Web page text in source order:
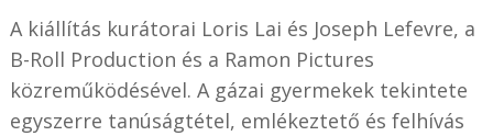
A kiállítás kurátorai Loris Lai és Joseph Lefevre, a
B-Roll Production és a Ramon Pictures
közreműködésével. A gázai gyermekek tekintete
egyszerre tanúságtétel, emlékeztető és felhívás